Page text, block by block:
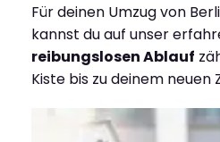
Für deinen Umzug von
kannst du auf unser
reibungslosen Ablauf
Kiste bis zu deinem neuen